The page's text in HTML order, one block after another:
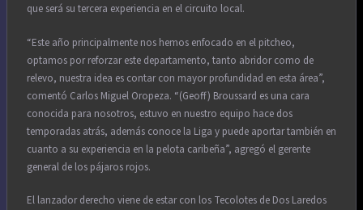
que será su tercera experiencia en el circuito local.
“Este año principalmente nos hemos enfocado en el pitcheo,
optamos por reforzar este departamento, tanto abridor como de
relevo, nuestra idea es contar con mayor profundidad en esta área”,
comentó Carlos Miguel Oropeza. “(Geoff) Broussard es una cara
conocida para nosotros, estuvo en nuestro equipo hace dos
temporadas atrás, además conoce la Liga y puede aportar también en
cuanto a su experiencia en la pelota caribeña”, agregó el gerente
general de los pájaros rojos.
El lanzador derecho viene de estar con los Tecolotes de Dos Laredos